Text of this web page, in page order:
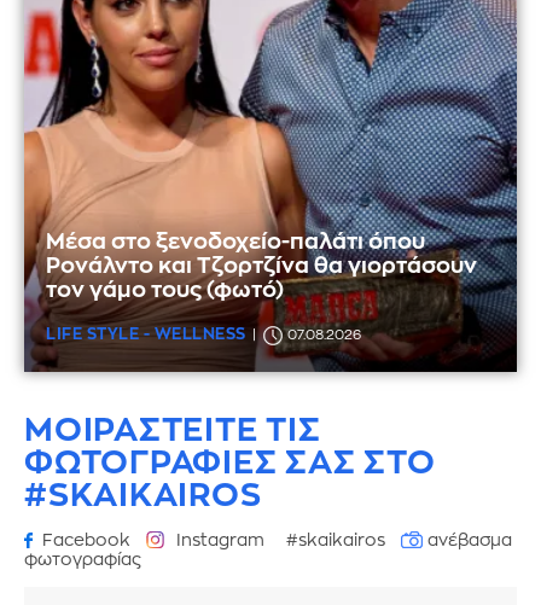
Μέσα στο ξενοδοχείο-παλάτι όπου
Ρονάλντο και Τζορτζίνα θα γιορτάσουν
τον γάμο τους (φωτό)
LIFE STYLE - WELLNESS 07.08.2026
ΜΟΙΡΑΣΤΕΙΤΕ ΤΙΣ
ΦΩΤΟΓΡΑΦΙΕΣ ΣΑΣ ΣΤΟ
#SKAIKAIROS
Facebook Instagram #skaikairos
ανέβασμα
φωτογραφίας